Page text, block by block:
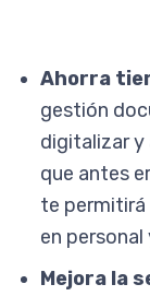
Ahorra
gestión
digitalizar
que antes
te permitirá
en
Mejora la